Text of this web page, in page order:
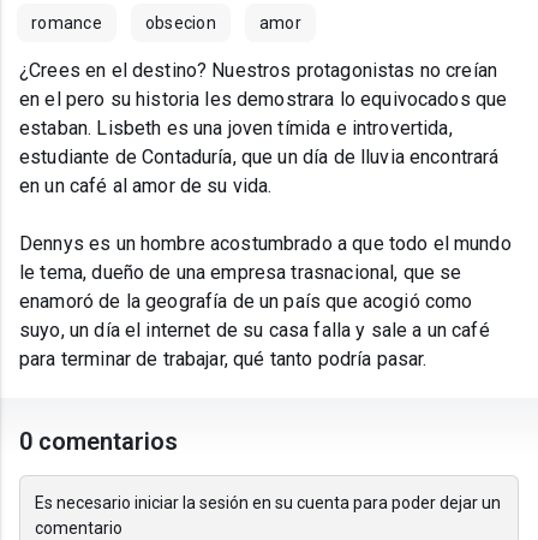
romance obsecion amor
¿Crees en el destino? Nuestros protagonistas no creían
en el pero su historia les demostrara lo equivocados que
estaban. Lisbeth es una joven tímida e introvertida,
estudiante de Contaduría, que un día de lluvia encontrará
en un café al amor de su vida.
Dennys es un hombre acostumbrado a que todo el mundo
le tema, dueño de una empresa trasnacional, que se
enamoró de la geografía de un país que acogió como
suyo, un día el internet de su casa falla y sale a un café
para terminar de trabajar, qué tanto podría pasar.
0 comentarios
Es necesario iniciar la sesión en su cuenta para poder dejar un
comentario